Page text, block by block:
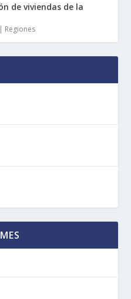
de viviendas de la
| Regiones